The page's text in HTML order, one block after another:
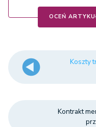
OCEŃ
Koszty
Kontrakt